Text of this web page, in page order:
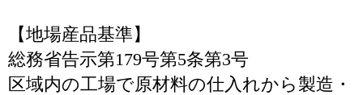
【地場産品基準】
総務省告示第179号第5条第3号
区域内の工場で原材料の仕入れから製造・